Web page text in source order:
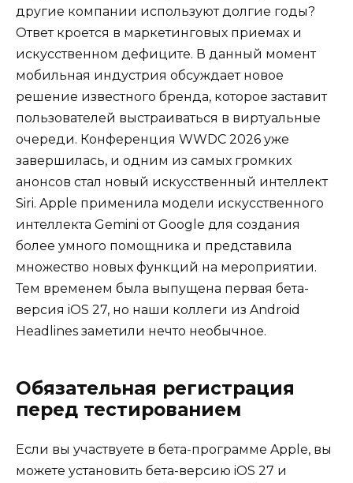
другие компании используют долгие годы?
Ответ кроется в маркетинговых приемах и
искусственном дефиците. В данный момент
мобильная индустрия обсуждает новое
решение известного бренда, которое заставит
пользователей выстраиваться в виртуальные
очереди. Конференция WWDC 2026 уже
завершилась, и одним из самых громких
анонсов стал новый искусственный интеллект
Siri. Apple применила модели искусственного
интеллекта Gemini от Google для создания
более умного помощника и представила
множество новых функций на мероприятии.
Тем временем была выпущена первая бета-
версия iOS 27, но наши коллеги из Android
Headlines заметили нечто необычное.
Обязательная регистрация
перед тестированием
Если вы участвуете в бета-программе Apple, вы
можете установить бета-версию iOS 27 и